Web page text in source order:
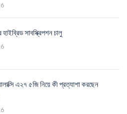
হাইব্রিড সাবস্ক্রিপশন চালু
এ২৭ ৫জি নিয়ে কী প্রত্যাশা করছেন